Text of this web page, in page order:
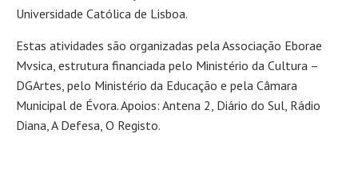
Universidade Católica de Lisboa.
Estas atividades são organizadas pela Associação Eborae
Mvsica, estrutura financiada pelo Ministério da Cultura –
DGArtes, pelo Ministério da Educação e pela Câmara
Municipal de Évora. Apoios: Antena 2, Diário do Sul, Rádio
Diana, A Defesa, O Registo.